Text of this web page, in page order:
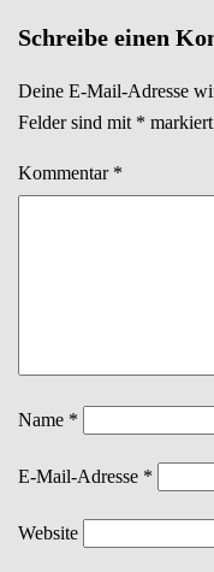
Schreibe einen
Deine E-Mail-Adresse
Felder sind mit * markiert
Kommentar *
Name *
E-Mail-Adresse *
Website